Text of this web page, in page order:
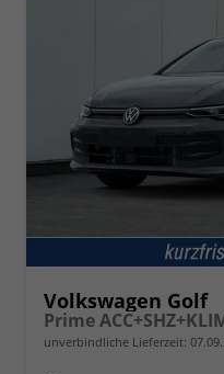
Volkswagen Golf
unverbindliche Lieferzeit: